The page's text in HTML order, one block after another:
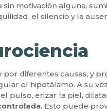
motivación alguna,
el silencio y la
diferentes causas, y
el hipotálamo. A su
pulso, erizar la piel,
. Esto puede